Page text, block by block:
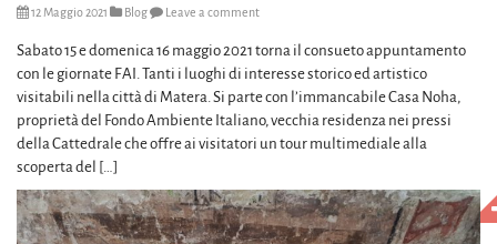
12 Maggio 2021 Blog Leave a comment
Sabato 15 e domenica 16 maggio 2021 torna il consueto appuntamento
con le giornate FAI. Tanti i luoghi di interesse storico ed artistico
visitabili nella città di Matera. Si parte con l’immancabile Casa Noha,
proprietà del Fondo Ambiente Italiano, vecchia residenza nei pressi
della Cattedrale che offre ai visitatori un tour multimediale alla
scoperta del […]